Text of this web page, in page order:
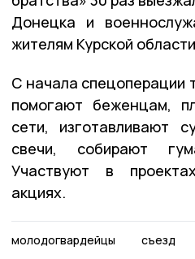
Донецка и
жителям Курской
С начала спецоперации
помогают беженцам,
сети, изготавливают
свечи, собирают
Участвуют в
акциях.
молодогвардейцы съезд